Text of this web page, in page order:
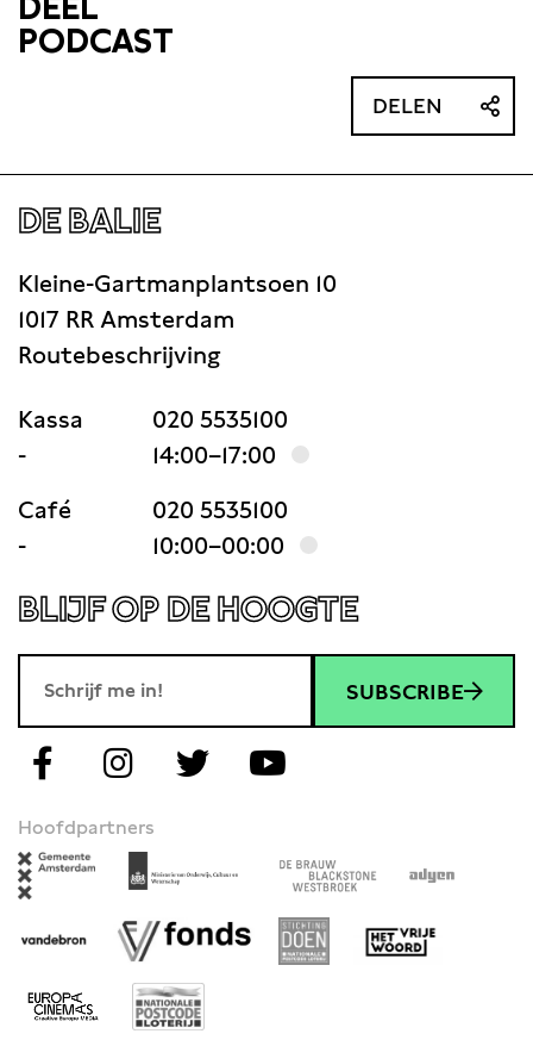
PODCAST
DELEN
DE BALIE
Kleine-Gartmanplantsoen 10
1017 RR Amsterdam
Routebeschrijving
Kassa
020 5535100
-
14:00–17:00
Café
020 5535100
-
10:00–00:00
BLIJF OP DE HOOGTE
SUBSCRIBE
Hoofdpartners